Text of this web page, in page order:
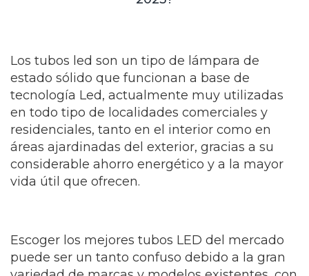
Los tubos led son un tipo de lámpara de
estado sólido que funcionan a base de
tecnología Led, actualmente muy utilizadas
en todo tipo de localidades comerciales y
residenciales, tanto en el interior como en
áreas ajardinadas del exterior, gracias a su
considerable ahorro energético y a la mayor
vida útil que ofrecen.
Escoger los mejores tubos LED del mercado
puede ser un tanto confuso debido a la gran